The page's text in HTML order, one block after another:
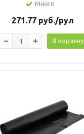
Много
271.77 руб./рул
В корзину